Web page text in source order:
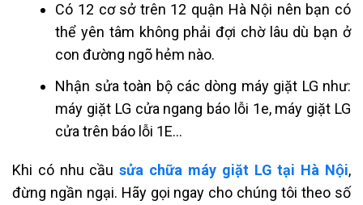
Có 12 cơ sở trên 12 quận Hà Nội nên bạn có
thể yên tâm không phải đợi chờ lâu dù bạn ở
con đường ngõ hẻm nào.
Nhận sửa toàn bộ các dòng máy giặt LG như:
máy giặt LG cửa ngang báo lỗi 1e, máy giặt LG
cửa trên báo lỗi 1E…
Khi có nhu cầusửa chữa máy giặt LG tại Hà Nội,
đừng ngần ngại. Hãy gọi ngay cho chúng tôi theo số